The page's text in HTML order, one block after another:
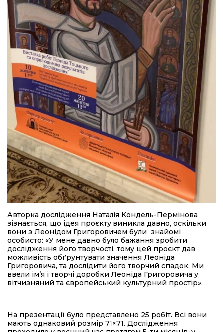
Авторка дослідження Наталія Кондель-Пермінова
зізнається, що ідея проєкту виникла давно, оскільки
вони з Леонідом Григоровичем були знайомі
особисто: «У мене давно було бажання зробити
дослідження його творчості, тому цей проєкт дав
можливість обґрунтувати значення Леоніда
Григоровича, та дослідити його творчий спадок. Ми
ввели ім’я і творчі доробки Леоніда Григоровича у
вітчизняний та європейський культурний простір».
На презентації було представлено 25 робіт. Всі вони
мають однаковий розмір 71×71. Дослідження